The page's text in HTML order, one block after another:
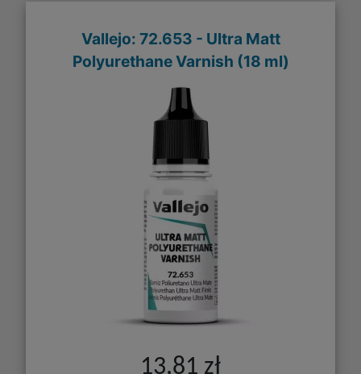
Vallejo: 72.653 - Ultra Matt
Polyurethane Varnish (18 ml)
13,81 zł